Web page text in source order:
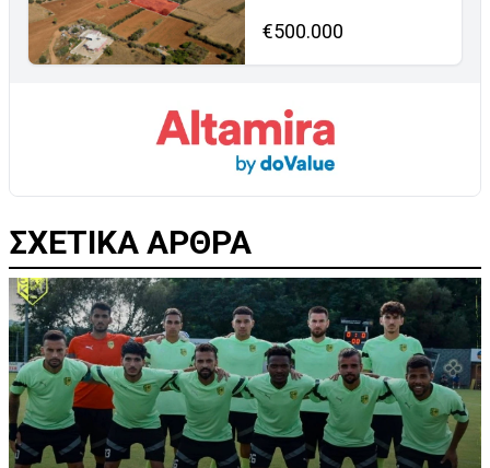
€500.000
ΣΧΕΤΙΚΑ ΑΡΘΡΑ